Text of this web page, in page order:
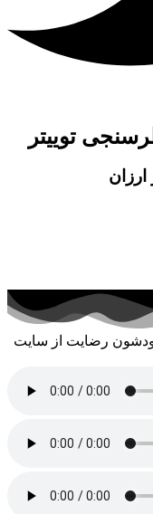
توییتر
رضایت از سایت